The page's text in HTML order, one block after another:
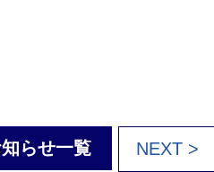
らせ一覧 NEXT >